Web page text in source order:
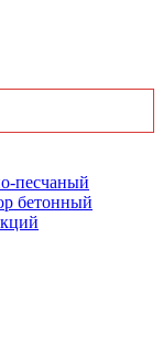
песчаный
бетонный